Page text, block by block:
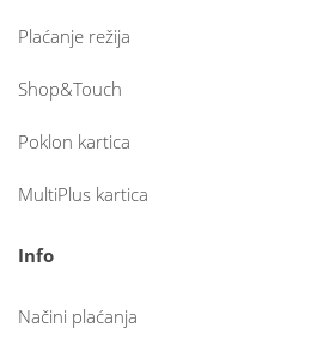
Plaćanje režija
Shop&Touch
Poklon kartica
MultiPlus kartica
Info
Načini plaćanja